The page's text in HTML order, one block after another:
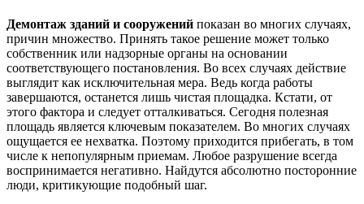
Демонтаж зданий и сооружений показан во многих случаях,
причин множество. Принять такое решение может только
собственник или надзорные органы на основании
соответствующего постановления. Во всех случаях действие
выглядит как исключительная мера. Ведь когда работы
завершаются, останется лишь чистая площадка. Кстати, от
этого фактора и следует отталкиваться. Сегодня полезная
площадь является ключевым показателем. Во многих случаях
ощущается ее нехватка. Поэтому приходится прибегать, в том
числе к непопулярным приемам. Любое разрушение всегда
воспринимается негативно. Найдутся абсолютно посторонние
люди, критикующие подобный шаг.